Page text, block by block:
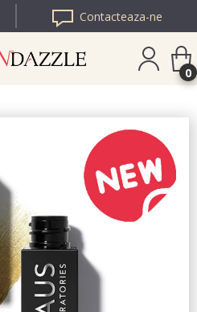
Contacteaza-ne
0